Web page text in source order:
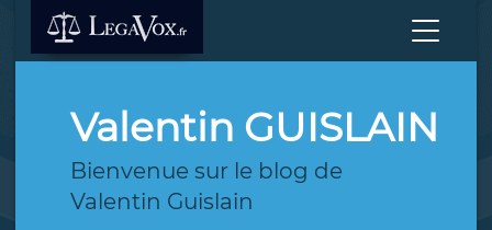
Valentin GUISLAIN
Bienvenue sur le blog de
Valentin Guislain